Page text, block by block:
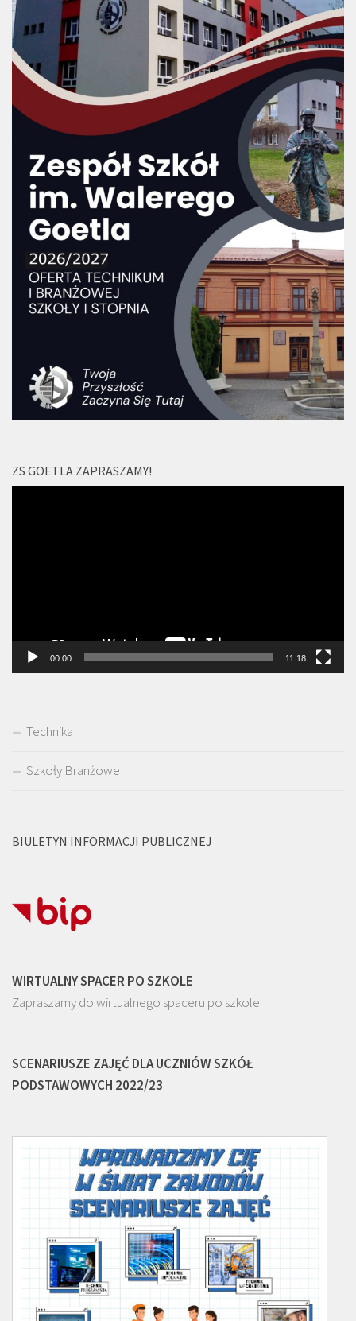
ZS GOETLA ZAPRASZAMY!
00:00 11:18
Technika
Szkoły Branżowe
BIULETYN INFORMACJI PUBLICZNEJ
WIRTUALNY SPACER PO SZKOLE
Zapraszamy do wirtualnego spaceru po szkole
SCENARIUSZE ZAJĘĆ DLA UCZNIÓW SZKÓŁ
PODSTAWOWYCH 2022/23